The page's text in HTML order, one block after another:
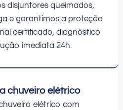
disjuntores queimados,
e garantimos a proteção
certificado, diagnóstico
imediata 24h.
chuveiro elétrico
elétrico com